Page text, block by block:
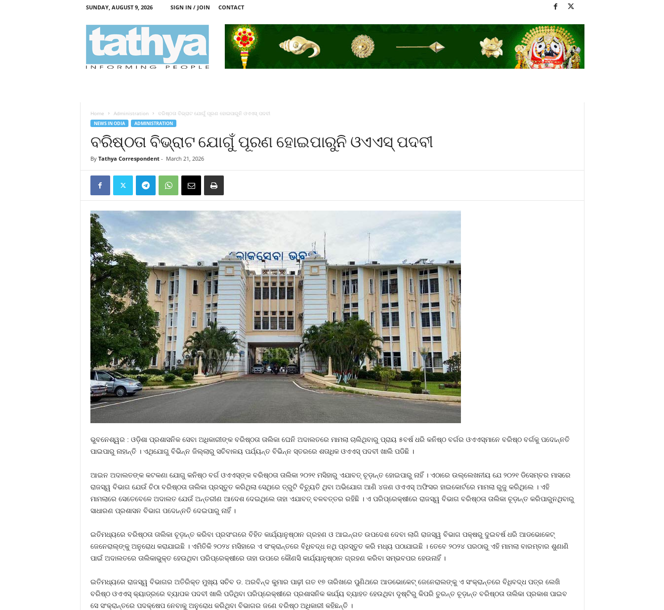
SUNDAY, AUGUST 9, 2026 SIGN IN / JOIN CONTACT
Home Administration ବରିଷ୍ଠତା ବିଭ୍ରାଟ ଯୋଗୁଁ ପୂରଣ ହୋଇପାରୁନି ଓଏଏସ୍‍ ପଦବୀ
NEWS IN ODIA ADMINISTRATION
ବରିଷ୍ଠତା ବିଭ୍ରାଟ ଯୋଗୁଁ ପୂରଣ ହୋଇପାରୁନି ଓଏଏସ୍‍ ପଦବୀ
By Tathya Correspondent- March 21, 2026
ଭୁବନେଶ୍ୱର : ଓଡ଼ିଶା ପ୍ରଶାସନିକ ସେବା ଅଧିକାରୀଙ୍କ ବରିଷ୍ଠତା ତାଲିକା ଘେନି ଅଦାଲତରେ ମାମଲା ଚାଲିଥିବାରୁ ପ୍ରାୟ ୫ବର୍ଷ ଧରି କନିଷ୍ଠ ବର୍ଗର ଓଏଏସ୍‍ମାନେ ବରିଷ୍ଠ ବର୍ଗକୁ ପଦୋନ୍ନତି
ପାଇପାରୁ ନାହାନ୍ତି । ଏଥିଯୋଗୁ ବିଭିନ୍ନ ଜିଲ୍ଲାରୁ ସଚିବାଳୟ ପର୍ଯ୍ୟନ୍ତ ବିଭିନ୍ନ ସ୍ତରରେ ଶତାଧିକ ଓଏଏସ୍‍ ପଦବୀ ଖାଲି ପଡିଛି ।
ଆଇନ ଅଦାଲତଙ୍କ କଟକଣା ଯୋଗୁ କନିଷ୍ଠ ବର୍ଗ ଓଏଏସ୍‍ଙ୍କ ବରିଷ୍ଠତା ତାଲିକା ୨୦୨୧ ମସିହାରୁ ଏଯାବତ୍‍ ଚୂଡ଼ାନ୍ତ ହୋଇପାରୁ ନାହିଁ । ଏଠାରେ ଉଲ୍ଲେଖନୀୟ ଯେ ୨୦୨୧ ଡିସେମ୍ବର ମାସରେ
ରାଜସ୍ୱ ବିଭାଗ ଯେଉଁ ଚିଠା ବରିଷ୍ଠତା ତାଲିକା ପ୍ରସ୍ତୁତ କରିଥିଲା ସେଥିରେ ତ୍ରୁଟି ବିଚ୍ୟୁତି ଥିବା ଅଭିଯୋଗ ଆଣି ୪ଜଣ ଓଏଏସ୍‍ ଅଫିସର ହାଇକୋର୍ଟରେ ମାମଲା ରୁଜୁ କରିଥିଲେ । ଏହି
ମାମଲାରେ ସେତେବେଳେ ଅଦାଲତ ଯେଉଁ ଅନ୍ତରୀଣ ଆଦେଶ ଦେଇଥିଲେ ତାହା ଏଯାବତ୍‍ ବଳବତ୍ତର ରହିଛି । ଏ ପରିପ୍ରେକ୍ଷୀରେ ରାଜସ୍ୱ ବିଭାଗ ବରିଷ୍ଠତା ତାଲିକା ଚୂଡ଼ାନ୍ତ କରିପାରୁନଥିବାରୁ
ସାଧାରଣ ପ୍ରଶାସନ ବିଭାଗ ପଦୋନ୍ନତି ଦେଇପାରୁ ନାହିଁ ।
ଇତିମଧ୍ୟରେ ବରିଷ୍ଠତା ତାଲିକା ଚୂଡ଼ାନ୍ତ କରିବା ପ୍ରସଂଗରେ ବିହିତ କାର୍ଯ୍ୟାନୁଷ୍ଠାନ ଗ୍ରହଣ ଓ ଆଇନ୍‍ଗତ ଉପଦେଶ ଦେବା ଲାଗି ରାଜସ୍ୱ ବିଭାଗ ପକ୍ଷରୁ ଦୁଇବର୍ଷ ଧରି ଆଡଭୋକେଟ୍‍
ଜେନେରାଲ୍‍ଙ୍କୁ ଅନୁରୋଧ କରାଯାଇଛି । ଏମିତିକି ୨୦୨୪ ମସିହାରେ ଏ ସଂକ୍ରାନ୍ତରେ ବିଧିବଦ୍ଧ ନଥି ପ୍ରସ୍ତୁତ କରି ମଧ୍ୟ ପଠାଯାଇଛି । ତେବେ ୨୦୨୪ ପରଠାରୁ ଏହି ମାମଲା ବାରମ୍ବାର ଶୁଣାଣି
ପାଇଁ ଅଦାଲତରେ ତାଲିକାଭୁକ୍ତ ହେଉଥିବା ପରିପ୍ରେକ୍ଷୀରେ ତାହା ଉପରେ କୌଣସି କାର୍ଯ୍ୟାନୁଷ୍ଠାନ ଗ୍ରହଣ କରିବା ସମ୍ଭବପର ହେଉନାହିଁ ।
ଇତିମଧ୍ୟରେ ରାଜସ୍ୱ ବିଭାଗର ଅତିରିକ୍ତ ମୁଖ୍ୟ ସଚିବ ଡ. ଅରବିନ୍ଦ କୁମାର ପାଢ଼ୀ ଗତ ୧୭ ତାରିଖରେ ପୁଣିଥରେ ଆଡଭୋକେଟ୍‍ ଜେନେରାଲଙ୍କୁ ଏ ସଂକ୍ରାନ୍ତରେ ବିଧିବଦ୍ଧ ପତ୍ର ଲେଖି
ବରିଷ୍ଠ ଓଏଏସ୍‍ କ୍ୟାଡ୍‍ରରେ ବ୍ୟାପକ ପଦବୀ ଖାଲି ପଡିଥିବା ପରିପ୍ରେକ୍ଷୀରେ ପ୍ରଶାସନିକ କାର୍ଯ୍ୟ ବ୍ୟାହତ ହେଉଥିବା ଦୃଷ୍ଟିରୁ କିପରି ତୁରନ୍ତ ଚୂଡ଼ାନ୍ତ ବରିଷ୍ଠତା ତାଲିକା ପ୍ରକାଶ ପାଇବ
ସେ ସଂକ୍ରାନ୍ତରେ ପଦକ୍ଷେପ ନେବାକୁ ଅନୁରୋଧ କରିଥିବା ବିଭାଗର ଜଣେ ବରିଷ୍ଠ ଅଧିକାରୀ କହିଛନ୍ତି ।